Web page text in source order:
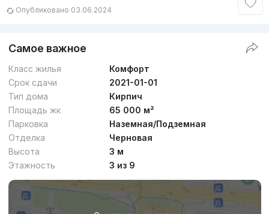
Опубликовано 03.06.2024
Самое важное
Класс жилья
Комфорт
Срок сдачи
2021-01-01
Тип дома
Кирпич
Площадь жк
65 000 м²
Парковка
Наземная/Подземная
Отделка
Черновая
Высота
3 м
Этажность
3 из 9